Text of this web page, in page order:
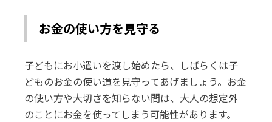
お金の使い方を見守る
子どもにお小遣いを渡し始めたら、しばらくは子
どものお金の使い道を見守ってあげましょう。お金
の使い方や大切さを知らない間は、大人の想定外
のことにお金を使ってしまう可能性があります。